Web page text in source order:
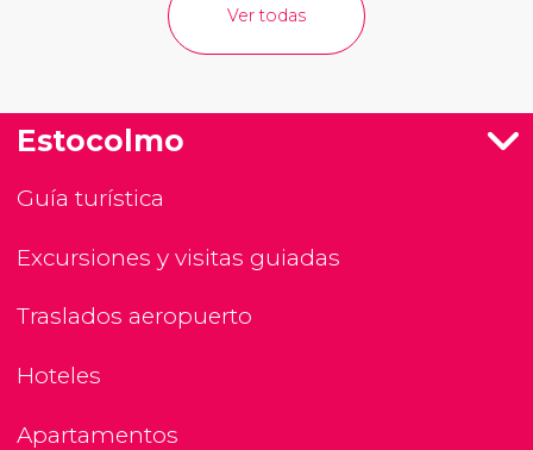
Ver todas
Estocolmo
Guía turística
Excursiones y visitas guiadas
Traslados aeropuerto
Hoteles
Apartamentos